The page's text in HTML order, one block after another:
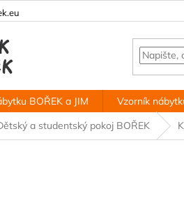
BOŘEK a JIM Vzorník
a studentský pokoj BOŘEK